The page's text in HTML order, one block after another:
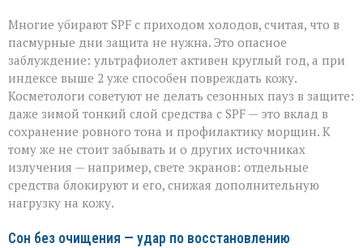
Многие убирают SPF с приходом холодов, считая, что в
пасмурные дни защита не нужна. Это опасное
заблуждение: ультрафиолет активен круглый год, а при
индексе выше 2 уже способен повреждать кожу.
Косметологи советуют не делать сезонных пауз в защите:
даже зимой тонкий слой средства с SPF — это вклад в
сохранение ровного тона и профилактику морщин. К
тому же не стоит забывать и о других источниках
излучения — например, свете экранов: отдельные
средства блокируют и его, снижая дополнительную
нагрузку на кожу.
Сон без очищения — удар по восстановлению